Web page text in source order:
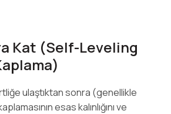
Kat (Self-Leveling
ulaştıktan sonra (genellikle
esas kalınlığını ve